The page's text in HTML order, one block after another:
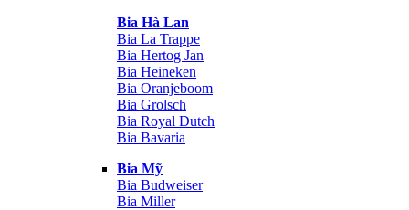
Bia Hà Lan
Bia La Trappe
Bia Hertog Jan
Bia Heineken
Bia Oranjeboom
Bia Grolsch
Bia Royal Dutch
Bia Bavaria
Bia Mỹ
Bia Budweiser
Bia Miller